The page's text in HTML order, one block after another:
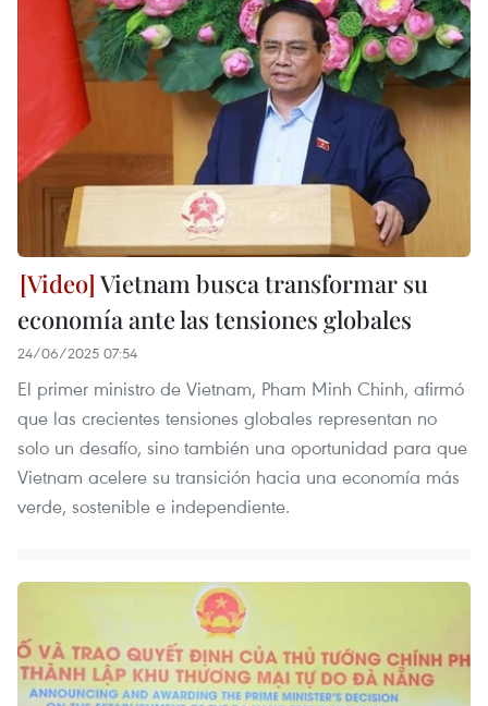
Vietnam busca transformar su
economía ante las tensiones globales
24/06/2025 07:54
El primer ministro de Vietnam, Pham Minh Chinh, afirmó
que las crecientes tensiones globales representan no
solo un desafío, sino también una oportunidad para que
Vietnam acelere su transición hacia una economía más
verde, sostenible e independiente.